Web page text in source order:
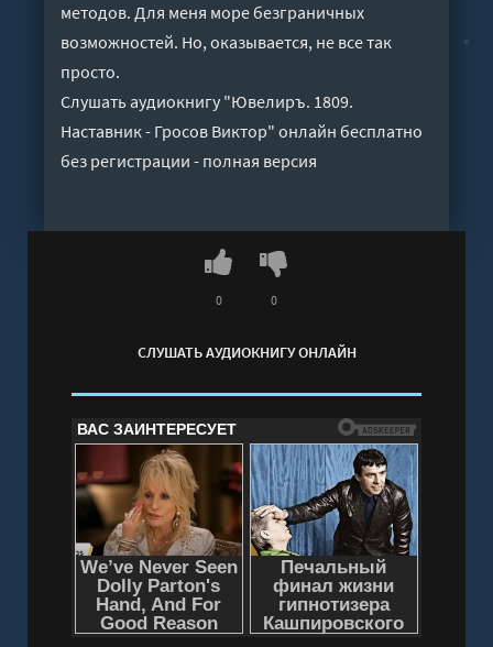
методов. Для меня море безграничных
возможностей. Но, оказывается, не все так
просто.
Слушать аудиокнигу "Ювелиръ. 1809.
Наставник - Гросов Виктор" онлайн бесплатно
без регистрации - полная версия
СЛУШАТЬ АУДИОКНИГУ ОНЛАЙН
0 0